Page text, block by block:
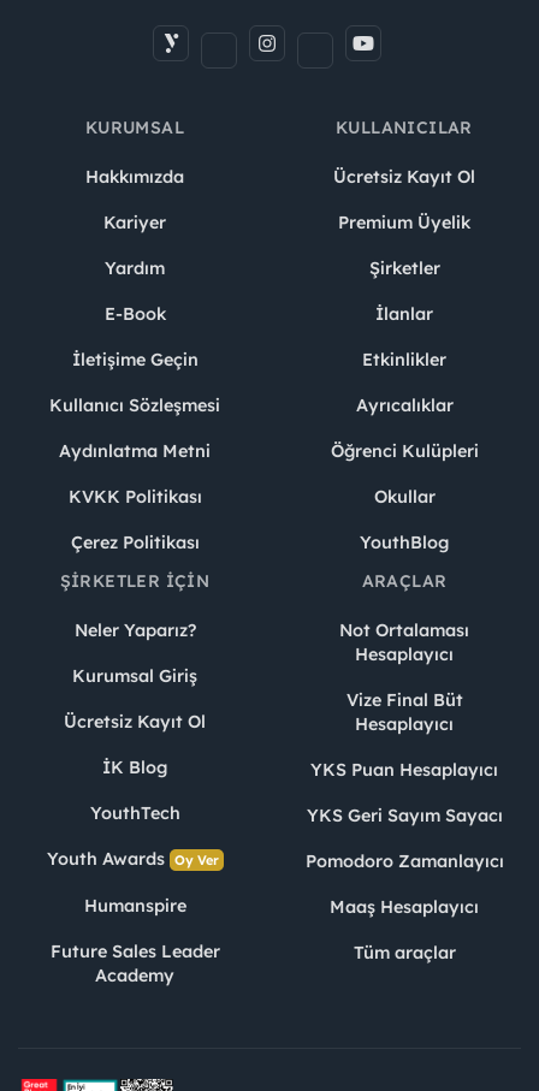
KURUMSAL
Hakkımızda
Kariyer
Yardım
E-Book
İletişime Geçin
Kullanıcı Sözleşmesi
Aydınlatma Metni
KVKK Politikası
Çerez Politikası
KULLANICILAR
Ücretsiz Kayıt Ol
Premium Üyelik
Şirketler
İlanlar
Etkinlikler
Ayrıcalıklar
Öğrenci Kulüpleri
Okullar
YouthBlog
ŞIRKETLER İÇIN
Neler Yaparız?
Kurumsal Giriş
Ücretsiz Kayıt Ol
İK Blog
YouthTech
Youth Awards Oy Ver
Humanspire
Future Sales Leader
Academy
ARAÇLAR
Not Ortalaması
Hesaplayıcı
Vize Final Büt
Hesaplayıcı
YKS Puan Hesaplayıcı
YKS Geri Sayım Sayacı
Pomodoro Zamanlayıcı
Maaş Hesaplayıcı
Tüm araçlar